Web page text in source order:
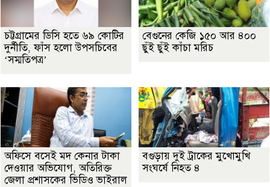
চট্টগ্রামের ডিসি হতে ৬৯ কোটির
দুর্নীতি, ফাঁস হলো উপসচিবের
‘সম্মতিপত্র’
বেগুনের কেজি ১৫০ আর ৪০০
ছুঁই ছুঁই কাঁচা মরিচ
অফিসে বসেই মদ কেনার টাকা
দেওয়ার অভিযোগ, অতিরিক্ত
জেলা প্রশাসকের ভিডিও ভাইরাল
বগুড়ায় দুই ট্রাকের মুখোমুখি
সংঘর্ষে নিহত ৪